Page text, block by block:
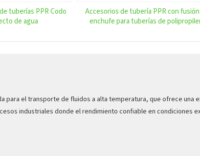
tuberías PPR Codo
de agua
Accesorios de tubería PPR con
enchufe para tuberías de
para el transporte de fluidos a alta temperatura, que ofrece
industriales donde el rendimiento confiable en condiciones